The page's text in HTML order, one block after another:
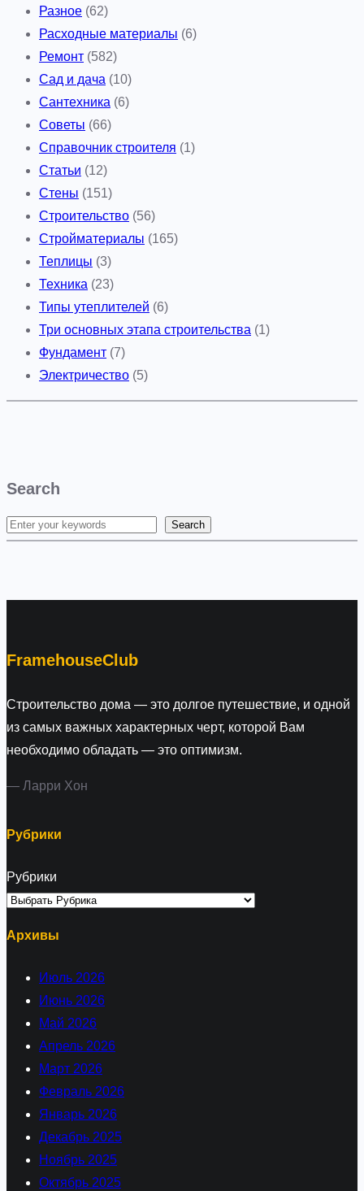
Разное (62)
Расходные материалы (6)
Ремонт (582)
Сад и дача (10)
Сантехника (6)
Советы (66)
Справочник строителя (1)
Статьи (12)
Стены (151)
Строительство (56)
Стройматериалы (165)
Теплицы (3)
Техника (23)
Типы утеплителей (6)
Три основных этапа строительства (1)
Фундамент (7)
Электричество (5)
Search
S
Search
FramehouseClub
Строительство дома — это долгое путешествие, и одной
из самых важных характерных черт, которой Вам
необходимо обладать — это оптимизм.
— Ларри Хон
Рубрики
Рубрики
Архивы
Июль 2026
Июнь 2026
Май 2026
Апрель 2026
Март 2026
Февраль 2026
Январь 2026
Декабрь 2025
Ноябрь 2025
Октябрь 2025